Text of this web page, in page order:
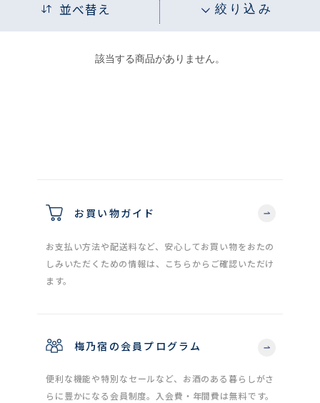
並べ替え 絞り込み
該当する商品がありません。
お買い物ガイド
お支払い方法や配送料など、安心してお買い物をおたの
しみいただくための情報は、こちらからご確認いただけ
ます。
梅乃宿の会員プログラム
便利な機能や特別なセールなど、お酒のある暮らしがさ
らに豊かになる会員制度。入会費・年間費は無料です。